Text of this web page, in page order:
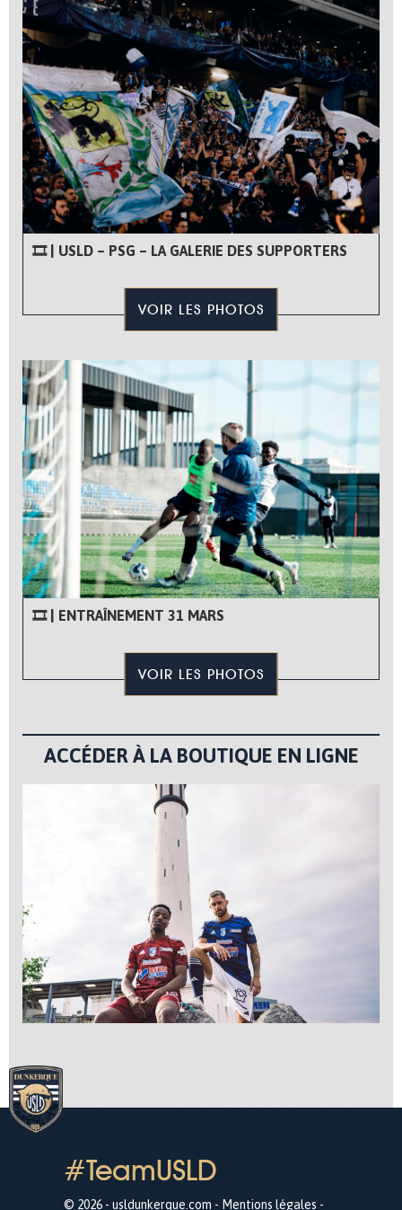
🎞 | USLD – PSG – LA GALERIE DES SUPPORTERS
VOIR LES PHOTOS
🎞 | ENTRAÎNEMENT 31 MARS
VOIR LES PHOTOS
ACCÉDER À LA BOUTIQUE EN LIGNE
#TeamUSLD
© 2026 - usldunkerque.com - Mentions légales -